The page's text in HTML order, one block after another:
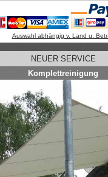
Auswahl abhängig v. Land u.
NEUER SERVICE
Komplettreinigung